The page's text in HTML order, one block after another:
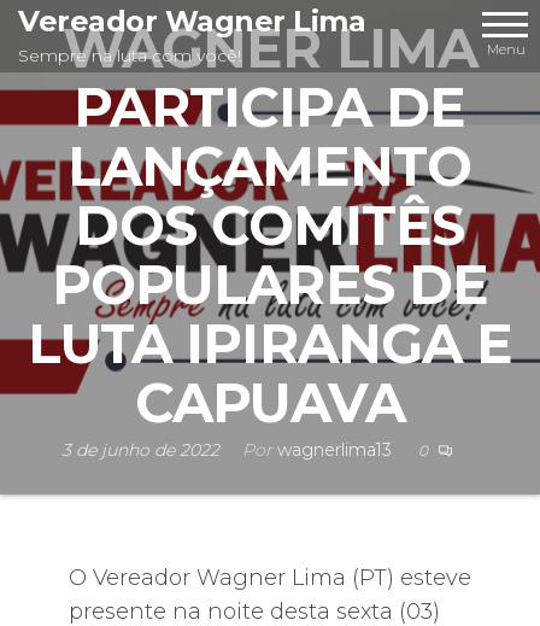
Pular
para
o
conteúdo
Vereador Wagner Lima
Sempre na luta com você! Menu
WAGNER LIMA
PARTICIPA DE
LANÇAMENTO
DOS COMITÊS
POPULARES DE
LUTA IPIRANGA E
CAPUAVA
3 de junho de 2022 Porwagnerlima13 0
O Vereador Wagner Lima (PT) esteve
presente na noite desta sexta (03)